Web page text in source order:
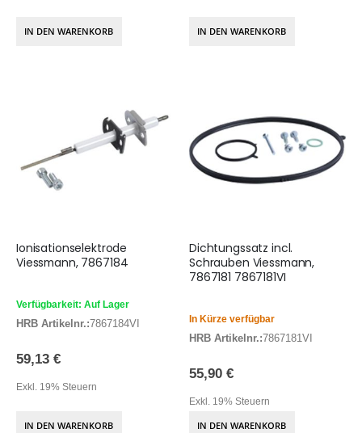
IN DEN WARENKORB IN DEN WARENKORB
Ionisationselektrode
Viessmann, 7867184
Verfügbarkeit: Auf Lager
HRB Artikelnr.:7867184VI
59,13 €
Exkl. 19% Steuern
IN DEN WARENKORB
Dichtungssatz incl.
Schrauben Viessmann,
7867181 7867181VI
In Kürze verfügbar
HRB Artikelnr.:7867181VI
55,90 €
Exkl. 19% Steuern
IN DEN WARENKORB